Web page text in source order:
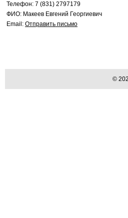
Телефон: 7 (831) 2797179
ФИО: Макеев Евгений Георгиевич
Email: Отправить письмо
©